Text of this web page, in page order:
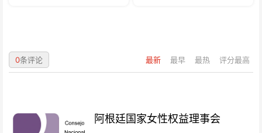
最新 最早 最热 评分最高
0条评论
阿根廷国家女性权益理事会